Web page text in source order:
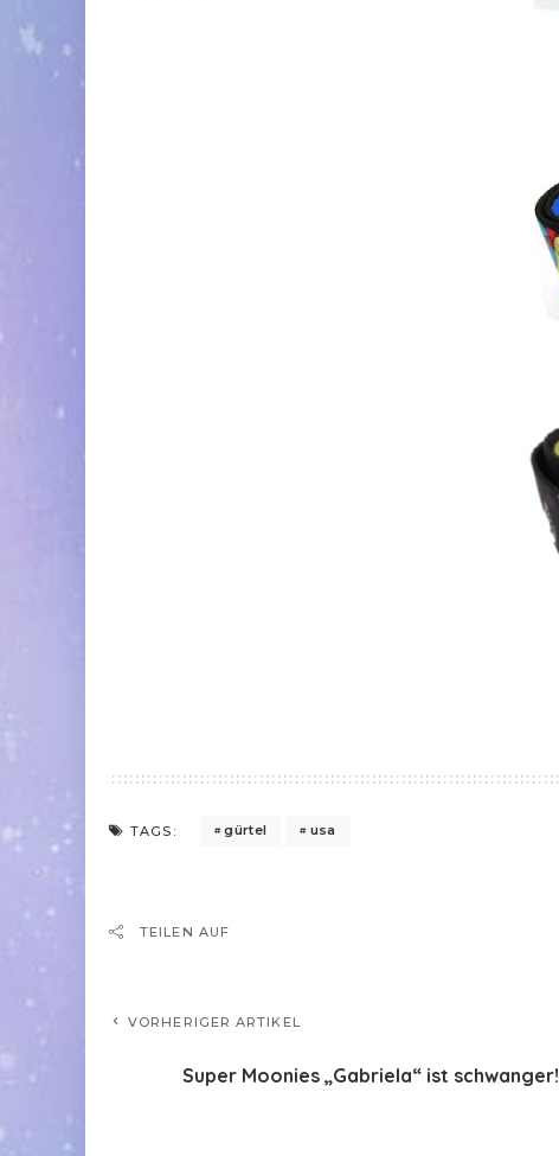
TAGS: gürtel usa
TEILEN AUF
VORHERIGER ARTIKEL
Super Moonies „Gabriela“ ist schwanger!